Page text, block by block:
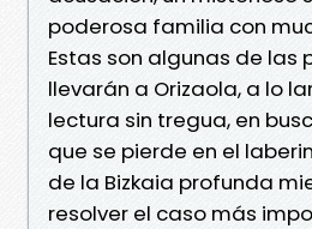
poderosa familia con
Estas son algunas de las
llevarán a Orizaola, a lo
lectura sin tregua, en
que se pierde en el
de la Bizkaia profunda
resolver el caso más